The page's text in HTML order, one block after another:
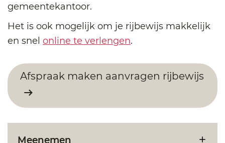
gemeentekantoor.
Het is ook mogelijk om je rijbewijs makkelijk
en snel online te verlengen.
Afspraak maken aanvragen rijbewijs
Meenemen